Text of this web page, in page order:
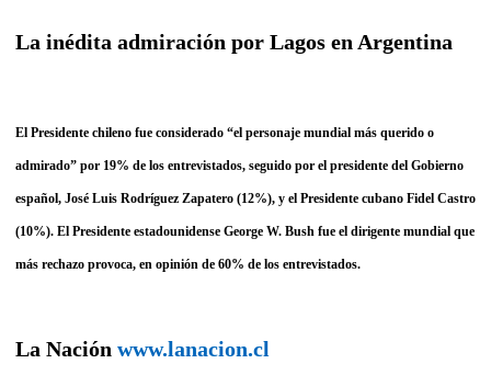
La inédita admiración por Lagos en Argentina
El Presidente chileno fue considerado “el personaje mundial más querido o
admirado” por 19% de los entrevistados, seguido por el presidente del Gobierno
español, José Luis Rodríguez Zapatero (12%), y el Presidente cubano Fidel Castro
(10%). El Presidente estadounidense George W. Bush fue el dirigente mundial que
más rechazo provoca, en opinión de 60% de los entrevistados.
La Nación www.lanacion.cl